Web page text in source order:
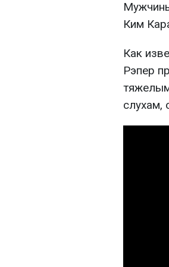
Ким
Как
Рэпер
слухам,